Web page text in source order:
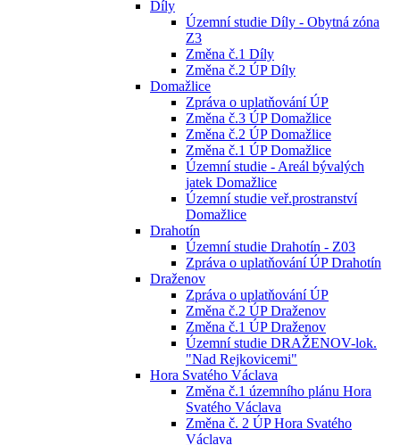
Díly
Územní studie Díly - Obytná zóna
Z3
Změna č.1 Díly
Změna č.2 ÚP Díly
Domažlice
Zpráva o uplatňování ÚP
Změna č.3 ÚP Domažlice
Změna č.2 ÚP Domažlice
Změna č.1 ÚP Domažlice
Územní studie - Areál bývalých
jatek Domažlice
Územní studie veř.prostranství
Domažlice
Drahotín
Územní studie Drahotín - Z03
Zpráva o uplatňování ÚP Drahotín
Draženov
Zpráva o uplatňování ÚP
Změna č.2 ÚP Draženov
Změna č.1 ÚP Draženov
Územní studie DRAŽENOV-lok.
"Nad Rejkovicemi"
Hora Svatého Václava
Změna č.1 územního plánu Hora
Svatého Václava
Změna č. 2 ÚP Hora Svatého
Václava